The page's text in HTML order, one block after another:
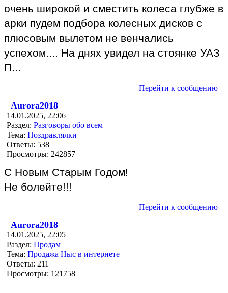
очень широкой и сместить колеса глубже в
арки пудем подбора колесных дисков с
плюсовым вылетом не венчались
успехом.... На днях увидел на стоянке УАЗ
П...
Перейти к сообщению
Aurora2018
14.01.2025, 22:06
Раздел: Разговоры обо всем
Тема: Поздравлялки
Ответы: 538
Просмотры: 242857
С Новым Старым Годом!
Не болейте!!!
Перейти к сообщению
Aurora2018
14.01.2025, 22:05
Раздел: Продам
Тема: Продажа Ныс в интернете
Ответы: 211
Просмотры: 121758